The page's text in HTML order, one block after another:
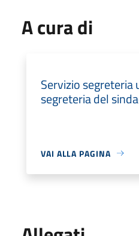
A cura di
Servizio segreteria
segreteria del
VAI ALLA PAGINA